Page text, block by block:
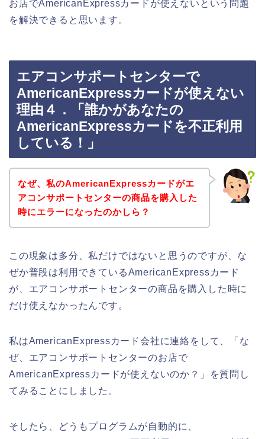
お店でAmericanExpressカードが使えないという問題
を解決できると思います。
エアコンサポートセンターで
AmericanExpressカードが使えない
理由４．「誰かがあなたの
AmericanExpressカードを不正利用
している！」
なぜ、私のAmericanExpressカードがエ
アコンサポートセンターの商品を購入した
時にエラーになったのかしら？
この現象は多分、私だけではないと思うのですが、な
ぜか普段は利用できているAmericanExpressカード
が、エアコンサポートセンターの商品を購入した時に
だけ使えなかったんです。
私はAmericanExpressカード会社に連絡をして、「な
ぜ、エアコンサポートセンターのお店で
AmericanExpressカードが使えないのか？」を質問し
てみることにしました。
そしたら、どうもプログラムが自動的に、